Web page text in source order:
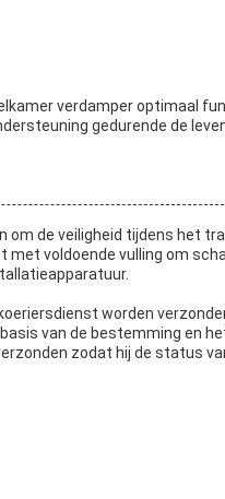
verdamper optimaal
gedurende de
om de veiligheid tijdens het
voldoende vulling om
worden
van de bestemming en
zodat hij de status